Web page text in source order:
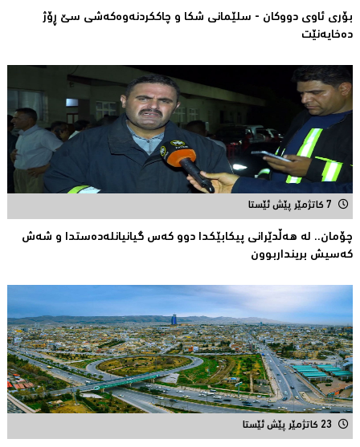
بۆری ئاوی دووکان - سلێمانی شکا و چاککردنەوەکەشى سێ ڕۆژ
دەخایەنێت
7 کاتژمێر پێش ئێستا
چۆمان.. لە هەڵدێرانی پیكابێکدا دوو کەس گیانیانلەدەستدا و شەش
کەسیش برینداربوون
23 کاتژمێر پێش ئێستا